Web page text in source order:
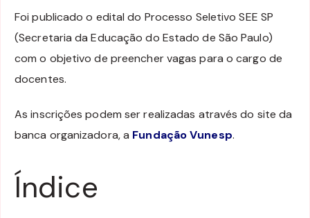
Foi publicado o edital do Processo Seletivo SEE SP
(Secretaria da Educação do Estado de São Paulo)
com o objetivo de preencher vagas para o cargo de
docentes.
As inscrições podem ser realizadas através do site da
banca organizadora, a Fundação Vunesp.
Índice